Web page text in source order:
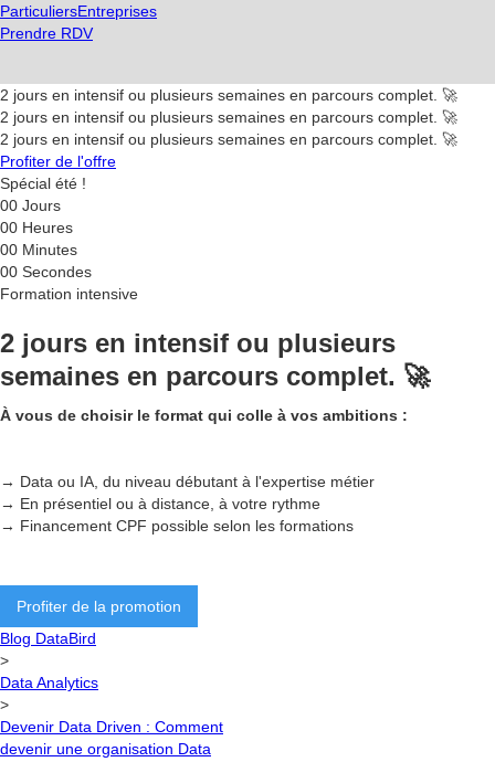
ParticuliersEntreprises
Prendre RDV
2 jours en intensif ou plusieurs semaines en parcours complet. 🚀
2 jours en intensif ou plusieurs semaines en parcours complet. 🚀
2 jours en intensif ou plusieurs semaines en parcours complet. 🚀
Profiter de l'offre
Spécial été !
00 Jours
00 Heures
00 Minutes
00 Secondes
Formation intensive
2 jours en intensif ou plusieurs
semaines en parcours complet. 🚀
À vous de choisir le format qui colle à vos ambitions :
→ Data ou IA, du niveau débutant à l'expertise métier
→ En présentiel ou à distance, à votre rythme
→ Financement CPF possible selon les formations
Profiter de la promotion
Blog DataBird
>
Data Analytics
>
Devenir Data Driven : Comment
devenir une organisation Data